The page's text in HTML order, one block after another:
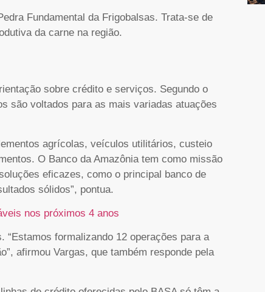
Fundamental da Frigobalsas. Trata-se de
da carne na região.
sobre crédito e serviços. Segundo o
são voltados para as mais variadas atuações
agrícolas, veículos utilitários, custeio
O Banco da Amazônia tem como missão
eficazes, como o principal banco de
sólidos”, pontua.
nos próximos 4 anos
“Estamos formalizando 12 operações para a
afirmou Vargas, que também responde pela